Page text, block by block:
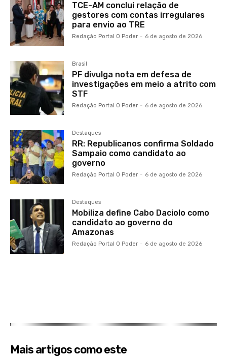
TCE-AM conclui relação de
gestores com contas irregulares
para envio ao TRE
Redação Portal O Poder - 6 de agosto de 2026
Brasil
PF divulga nota em defesa de
investigações em meio a atrito com
STF
Redação Portal O Poder - 6 de agosto de 2026
Destaques
RR: Republicanos confirma Soldado
Sampaio como candidato ao
governo
Redação Portal O Poder - 6 de agosto de 2026
Destaques
Mobiliza define Cabo Daciolo como
candidato ao governo do
Amazonas
Redação Portal O Poder - 6 de agosto de 2026
Mais artigos como este